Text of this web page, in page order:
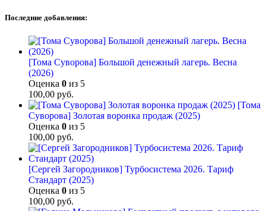
Последние добавления:
[Тома Суворова] Большой денежный лагерь. Весна
(2026)
Оценка 0 из 5
100,00 руб.
[Тома
Суворова] Золотая воронка продаж (2025)
Оценка 0 из 5
100,00 руб.
[Сергей Загородников] Турбосистема 2026. Тариф
Стандарт (2025)
Оценка 0 из 5
100,00 руб.